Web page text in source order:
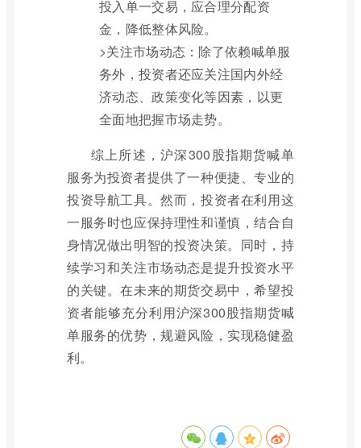
投入单一交易，应合理分配资
金，降低整体风险。
>关注市场动态：除了依赖喊单服
务外，投资者还应关注国内外经
济动态、政策变化等因素，以更
全面地把握市场走势。
综上所述，沪深300股指期货喊单
服务为投资者提供了一种便捷、专业的
投资导航工具。然而，投资者在利用这
一服务时也应保持理性和谨慎，结合自
身情况做出明智的投资决策。同时，持
续学习和关注市场动态是提升投资水平
的关键。在未来的期货交易中，希望投
资者能够充分利用沪深300股指期货喊
单服务的优势，规避风险，实现稳健盈
利。